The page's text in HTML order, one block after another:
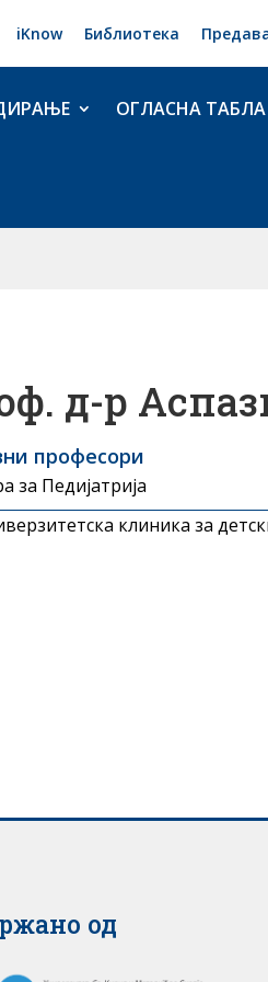
iKnow Библиотека
ОГЛАСНА ТАБЛА
д-р
професори
за Педијатрија
клиника за
од